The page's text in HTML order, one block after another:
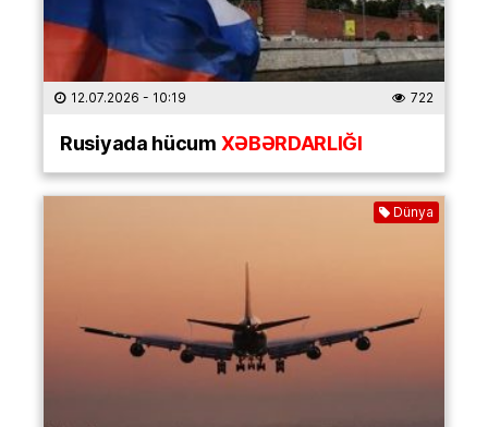
12.07.2026 - 10:19 722
Rusiyada hücumXƏBƏRDARLIĞI
Dünya